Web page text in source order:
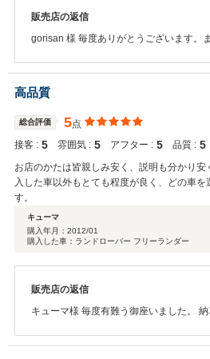
販売店の返信
gorisan 様 毎度ありがとうございます。
申しあげます。CARAC
高品質
総合評価 5点
接客 : 5 雰囲気 : 5 アフター : 5 品質 : 5
お店のかたは皆親しみ安く、説明も分かり
入した車以外もとても程度が良く、どの車を
す。
キューマ
購入年月： 2012/01
購入した車：ランドローバー フリーランダー
販売店の返信
キューマ様 毎度有難う御座いました。